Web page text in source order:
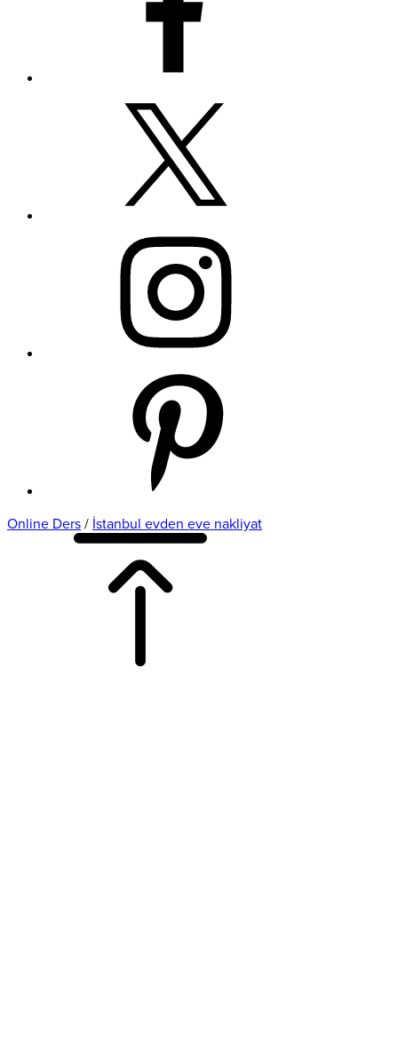
Online Ders / İstanbul evden eve nakliyat